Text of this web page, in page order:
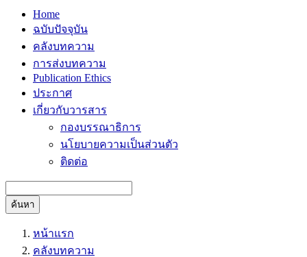
Home
ฉบับปัจจุบัน
คลังบทความ
การส่งบทความ
Publication Ethics
ประกาศ
เกี่ยวกับวารสาร
กองบรรณาธิการ
นโยบายความเป็นส่วนตัว
ติดต่อ
ค้นหา
หน้าแรก
คลังบทความ